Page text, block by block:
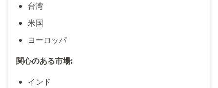
台湾
米国
ヨーロッパ
関心のある市場:
インド